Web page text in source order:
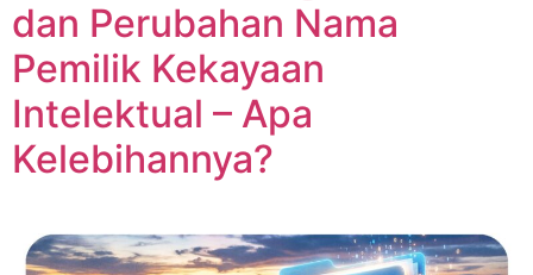
dan Perubahan Nama
Pemilik Kekayaan
Intelektual – Apa
Kelebihannya?